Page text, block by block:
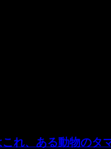
れ、ある動物のタ